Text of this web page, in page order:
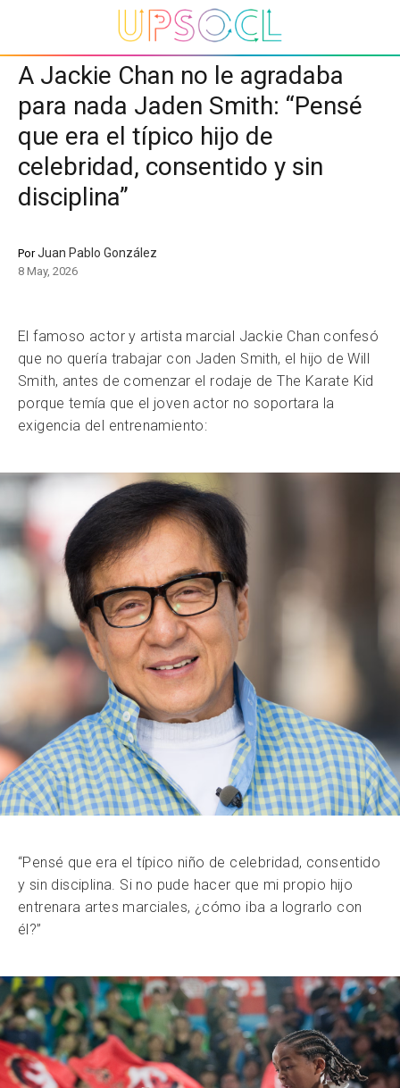
A Jackie Chan no le agradaba
para nada Jaden Smith: “Pensé
que era el típico hijo de
celebridad, consentido y sin
disciplina”
PorJuan Pablo González
8 May, 2026
El famoso actor y artista marcial Jackie Chan confesó
que no quería trabajar con Jaden Smith, el hijo de Will
Smith, antes de comenzar el rodaje de The Karate Kid
porque temía que el joven actor no soportara la
exigencia del entrenamiento:
“Pensé que era el típico niño de celebridad, consentido
y sin disciplina. Si no pude hacer que mi propio hijo
entrenara artes marciales, ¿cómo iba a lograrlo con
él?”